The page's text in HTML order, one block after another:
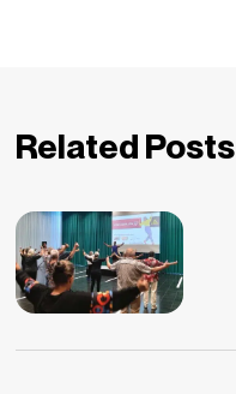
Related Posts